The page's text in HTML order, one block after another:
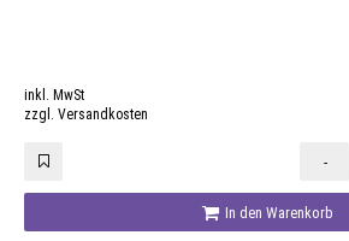
inkl. MwSt
zzgl. Versandkosten
-
In den Warenkorb